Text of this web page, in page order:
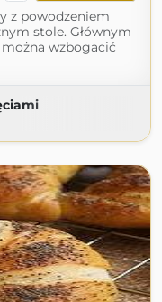
z powodzeniem
stole. Głównym
wzbogacić